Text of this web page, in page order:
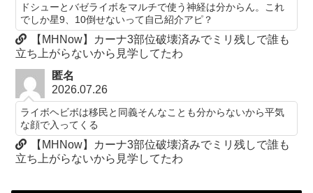
ドシューとバゼライボをマルチで使う神経は分からん。これ
でしか星9、10倒せないって自己紹介アピ？
【MHNow】カーナ3部位破壊済みでミリ残しで誰も
立ち上がらないから見学してたわ
匿名
2026.07.26
ライボヘビボは移民と同義そんなことも分からないから平気
な顔で入ってくる
【MHNow】カーナ3部位破壊済みでミリ残しで誰も
立ち上がらないから見学してたわ